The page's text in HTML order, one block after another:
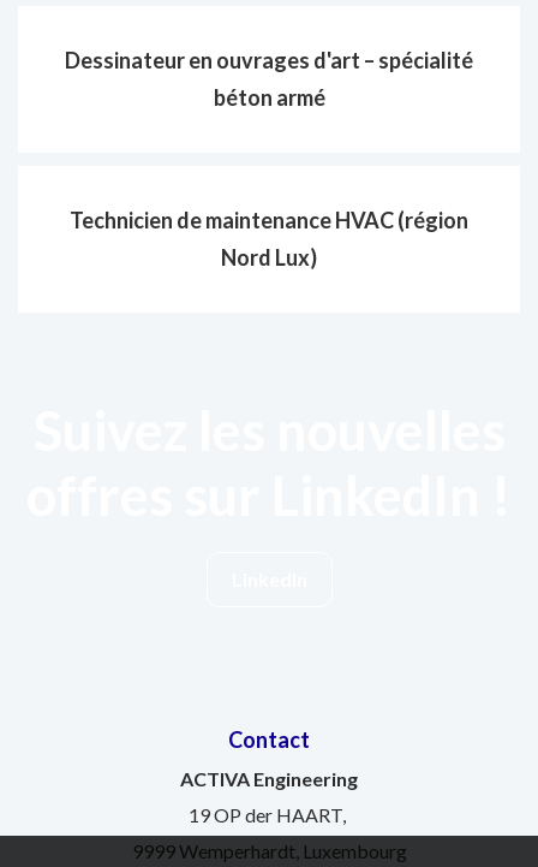
Dessinateur en ouvrages d'art – spécialité
béton armé
Technicien de maintenance HVAC (région
Nord Lux)
Contact
ACTIVA Engineering
19 OP der HAART,
9999 Wemperhardt, Luxembourg